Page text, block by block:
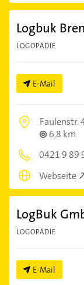
Logbuk
LOGOPÄDIE
E-Mail
Faulenstr.
6,8 km
0421 9 89
Webseite
LogBuk
LOGOPÄDIE
E-Mail